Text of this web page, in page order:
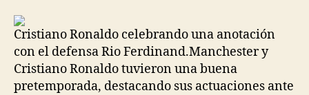
Cristiano Ronaldo celebrando una anotación
con el defensa Rio Ferdinand.Manchester y
Cristiano Ronaldo tuvieron una buena
pretemporada, destacando sus actuaciones ante